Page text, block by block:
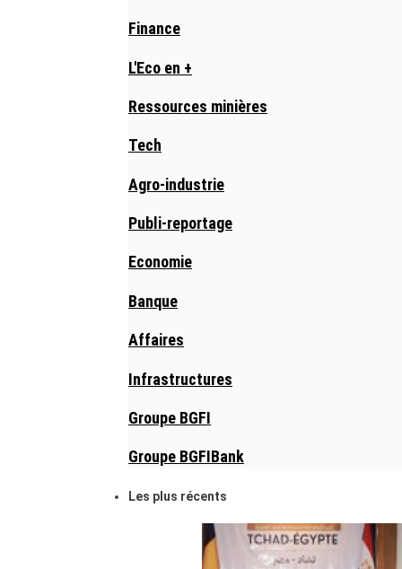
Finance
L'Eco en +
Ressources minières
Tech
Agro-industrie
Publi-reportage
Economie
Banque
Affaires
Infrastructures
Groupe BGFI
Groupe BGFIBank
Les plus récents